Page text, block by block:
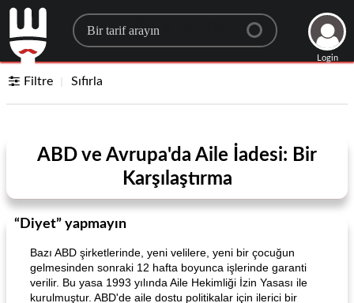
Search for a recipe
Login
Filtre Sıfırla
ABD ve Avrupa'da Aile İadesi: Bir
Karşılaştırma
“Diyet” yapmayın
Bazı ABD şirketlerinde, yeni velilere, yeni bir çocuğun
gelmesinden sonraki 12 hafta boyunca işlerinde garanti
verilir. Bu yasa 1993 yılında Aile Hekimliği İzin Yasası ile
kurulmuştur. ABD'de aile dostu politikalar için ilerici bir